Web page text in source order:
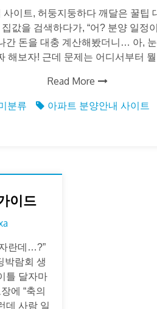
이트, 허둥지둥하다 깨달은 꿀팁
값을 검색하다가, “어? 분양 일정
간 돈을 대충 계산해봤더니… 아,
해보자! 근데 문제는 어디서부터
Read More
분류
아파트 분양안내 사이트
이드
란데…?”
박람회 생
틀 달자마
에 “축의
데 사람 일